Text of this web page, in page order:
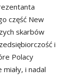
część New
skarbów
i
Polacy
i nadal